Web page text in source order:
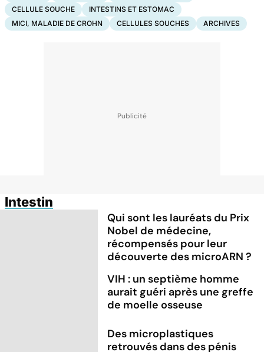
CELLULE SOUCHE
INTESTINS ET ESTOMAC
MICI, MALADIE DE CROHN
CELLULES SOUCHES ARCHIVES
Intestin
Qui sont les lauréats du Prix
Nobel de médecine,
récompensés pour leur
découverte des microARN ?
VIH : un septième homme
aurait guéri après une greffe
de moelle osseuse
Des microplastiques
retrouvés dans des pénis